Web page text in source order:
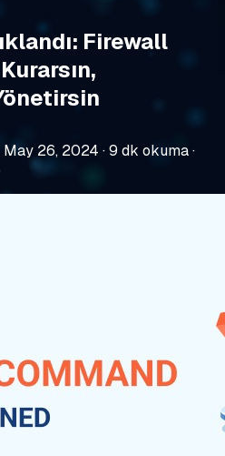
Firewall
May 26, 2024 ·9 dk okuma·